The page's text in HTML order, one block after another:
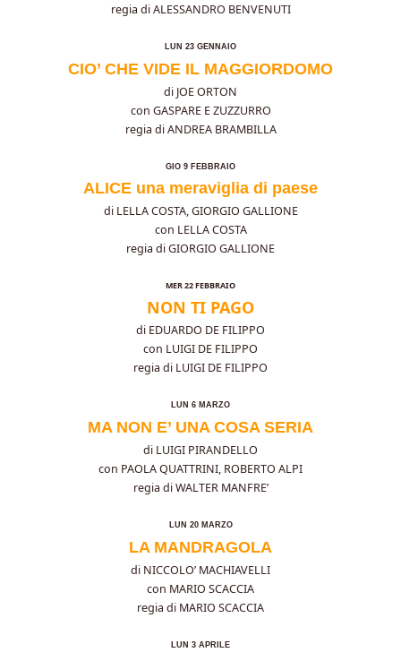
regia di ALESSANDRO BENVENUTI
LUN 23 GENNAIO
CIO’ CHE VIDE IL MAGGIORDOMO
di JOE ORTON
con GASPARE E ZUZZURRO
regia di ANDREA BRAMBILLA
GIO 9 FEBBRAIO
ALICE una meraviglia di paese
di LELLA COSTA, GIORGIO GALLIONE
con LELLA COSTA
regia di GIORGIO GALLIONE
MER 22 FEBBRAIO
NON TI PAGO
di EDUARDO DE FILIPPO
con LUIGI DE FILIPPO
regia di LUIGI DE FILIPPO
LUN 6 MARZO
MA NON E’ UNA COSA SERIA
di LUIGI PIRANDELLO
con PAOLA QUATTRINI, ROBERTO ALPI
regia di WALTER MANFRE’
LUN 20 MARZO
LA MANDRAGOLA
di NICCOLO’ MACHIAVELLI
con MARIO SCACCIA
regia di MARIO SCACCIA
LUN 3 APRILE